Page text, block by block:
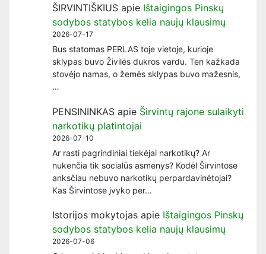
ŠIRVINTIŠKIUS apie Ištaigingos Pinskų
sodybos statybos kelia naujų klausimų
2026-07-17
Bus statomas PERLAS toje vietoje, kurioje
sklypas buvo Živilės dukros vardu. Ten kažkada
stovėjo namas, o žemės sklypas buvo mažesnis,
…
PENSININKAS apie Širvintų rajone sulaikyti
narkotikų platintojai
2026-07-10
Ar rasti pagrindiniai tiekėjai narkotikų? Ar
nukenčia tik socialūs asmenys? Kodėl Širvintose
anksčiau nebuvo narkotikų perpardavinėtojai?
Kas Širvintose įvyko per…
Istorijos mokytojas apie Ištaigingos Pinskų
sodybos statybos kelia naujų klausimų
2026-07-06